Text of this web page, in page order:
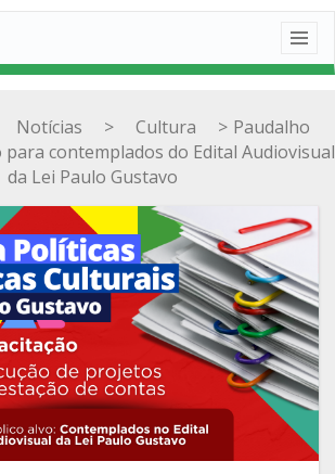
Notícias > Cultura > Paudalho
para contemplados do Edital Audiovisual
da Lei Paulo Gustavo